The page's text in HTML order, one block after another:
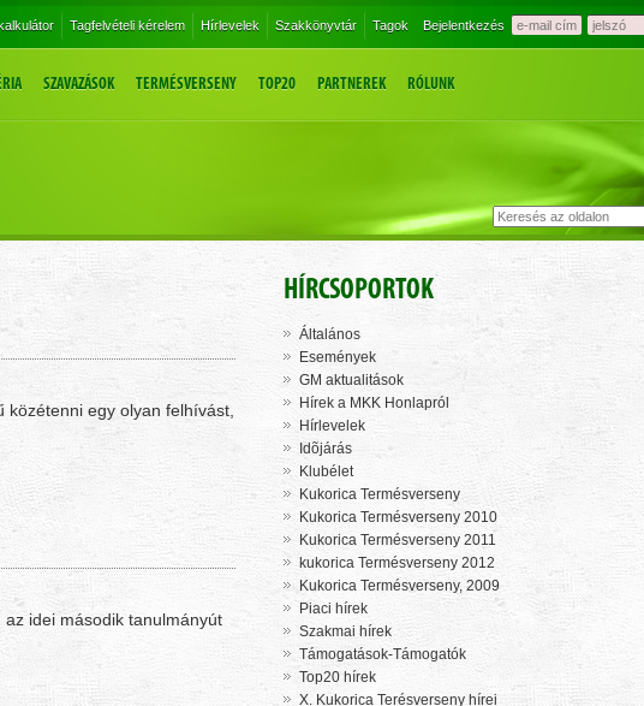
Tagfelvételi kérelem Hírlevelek Szakkönyvtár Tagok Bejelentkezés
SZAVAZÁSOK TERMÉSVERSENY TOP20 PARTNEREK RÓLUNK
közétenni egy olyan felhívást,
idei második tanulmányút
HÍRCSOPORTOK
Általános
Események
GM aktualitások
Hírek a MKK Honlapról
Hírlevelek
Idõjárás
Klubélet
Kukorica Termésverseny
Kukorica Termésverseny 2010
Kukorica Termésverseny 2011
kukorica Termésverseny 2012
Kukorica Termésverseny, 2009
Piaci hírek
Szakmai hírek
Támogatások-Támogatók
Top20 hírek
X. Kukorica Terésverseny hírei